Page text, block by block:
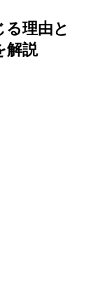
理由と
解説